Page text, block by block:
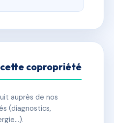
cette copropriété
auprès de nos
(diagnostics,